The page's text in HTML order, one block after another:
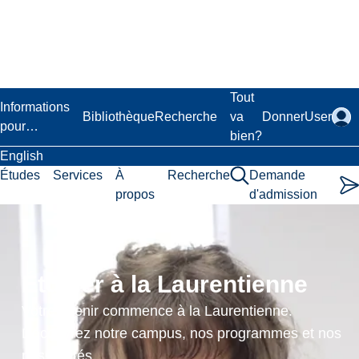
Informations
pour…
BibliothèqueRecherche
Tout
va
bien?
DonnerUser
English
Études
Services
À
propos
Recherche
Demande
d'admission
Étudier à la Laurentienne
Votre avenir commence à la Laurentienne.
Découvrez notre campus, nos programmes et nos
possibilités.
jutice
sociale